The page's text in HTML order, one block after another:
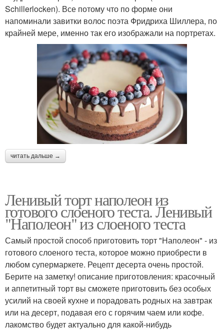
Schillerlocken). Все потому что по форме они
напоминали завитки волос поэта Фридриха Шиллера, по
крайней мере, именно так его изображали на портретах.
читать дальше →
Ленивый торт наполеон из
готового слоеного теста. Ленивый
"Наполеон" из слоеного теста
Самый простой способ приготовить торт "Наполеон" - из
готового слоеного теста, которое можно приобрести в
любом супермаркете. Рецепт десерта очень простой.
Берите на заметку! описание приготовления: красочный
и аппетитный торт вы сможете приготовить без особых
усилий на своей кухне и порадовать родных на завтрак
или на десерт, подавая его с горячим чаем или кофе.
лакомство будет актуально для какой-нибудь